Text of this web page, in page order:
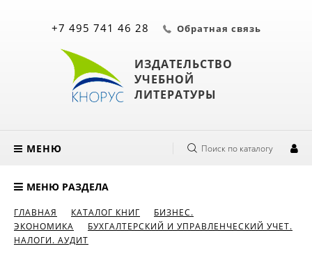
ИЗДАТЕЛЬСТВО
УЧЕБНОЙ
ЛИТЕРАТУРЫ
+7 495 741 46 28 Обратная связь
МЕНЮ Поиск по каталогу
МЕНЮ РАЗДЕЛА
ГЛАВНАЯ КАТАЛОГ КНИГ
БИЗНЕС.
ЭКОНОМИКА
БУХГАЛТЕРСКИЙ И УПРАВЛЕНЧЕСКИЙ УЧЕТ.
НАЛОГИ. АУДИТ